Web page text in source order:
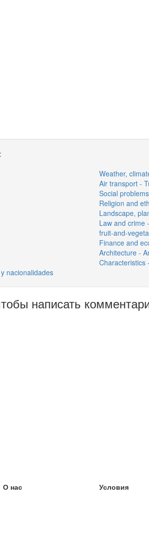
Weather,
Air transport -
Social
Religion and
Landscape,
Law and crime
fruit-and-
Finance and
Architecture -
Characteristics
nacionalidades
написать
О нас
Условия